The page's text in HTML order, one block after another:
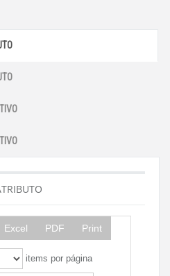
Excel PDF Print
items por página